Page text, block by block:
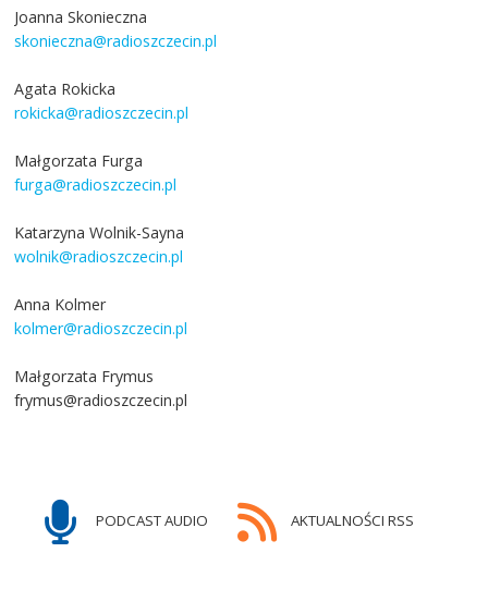
Joanna Skonieczna
skonieczna@radioszczecin.pl
Agata Rokicka
rokicka@radioszczecin.pl
Małgorzata Furga
furga@radioszczecin.pl
Katarzyna Wolnik-Sayna
wolnik@radioszczecin.pl
Anna Kolmer
kolmer@radioszczecin.pl
Małgorzata Frymus
frymus@radioszczecin.pl
PODCAST AUDIO AKTUALNOŚCI RSS